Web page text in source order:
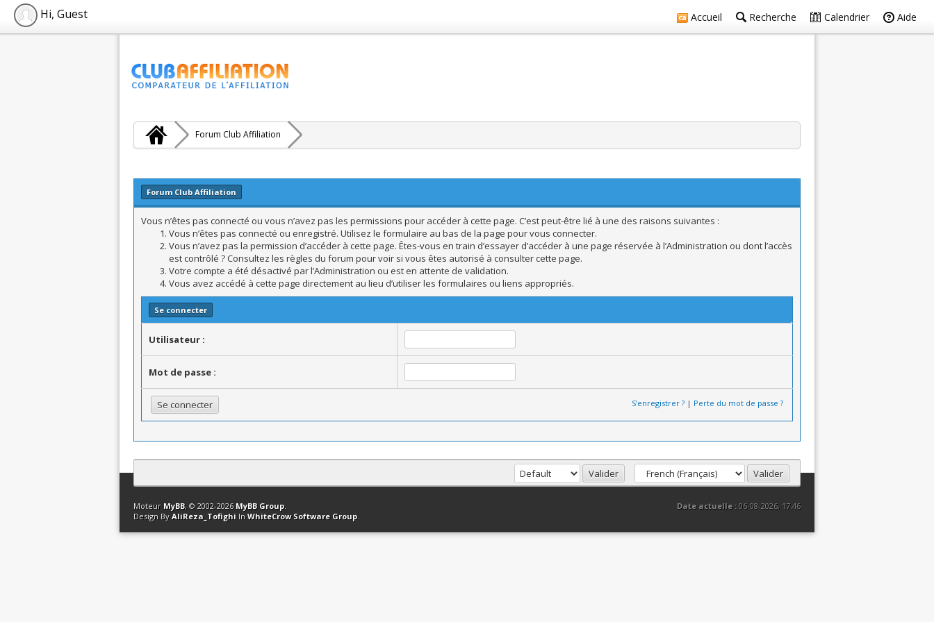
Accueil Recherche Calendrier Aide
Hi, Guest
Forum Club Affiliation
Forum Club Affiliation
Vous n’êtes pas connecté ou vous n’avez pas les permissions pour accéder à cette page. C’est peut-être lié à une des raisons suivantes :
Vous n’êtes pas connecté ou enregistré. Utilisez le formulaire au bas de la page pour vous connecter.
Vous n’avez pas la permission d’accéder à cette page. Êtes-vous en train d’essayer d’accéder à une page réservée à l’Administration ou dont l’accès
est contrôlé ? Consultez les règles du forum pour voir si vous êtes autorisé à consulter cette page.
Votre compte a été désactivé par l’Administration ou est en attente de validation.
Vous avez accédé à cette page directement au lieu d’utiliser les formulaires ou liens appropriés.
Se connecter
Utilisateur :
Mot de passe :
S’enregistrer ? | Perte du mot de passe ?
Contact Club Affiliation Retourner en haut Version bas-débit (Archivé) Syndication RSS
Date actuelle :06-08-2026, 17:46
Moteur MyBB, © 2002-2026 MyBB Group.
Design By AliReza_Tofighi In WhiteCrow Software Group.